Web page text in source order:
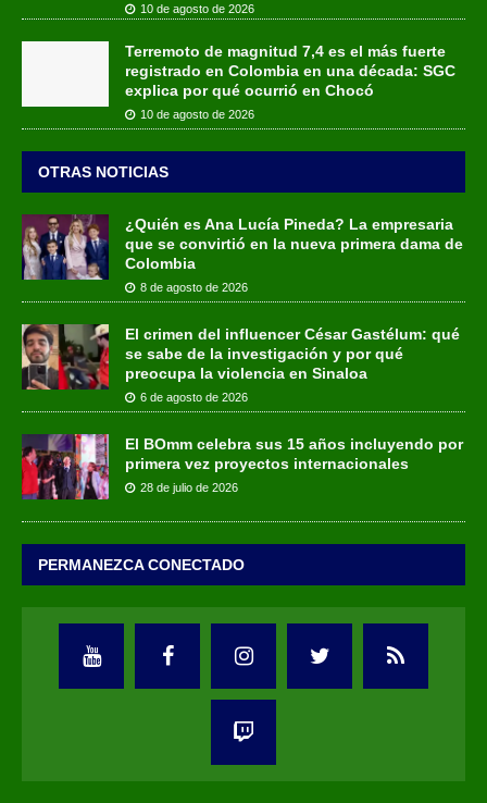
10 de agosto de 2026
Terremoto de magnitud 7,4 es el más fuerte
registrado en Colombia en una década: SGC
explica por qué ocurrió en Chocó
10 de agosto de 2026
OTRAS NOTICIAS
¿Quién es Ana Lucía Pineda? La empresaria
que se convirtió en la nueva primera dama de
Colombia
8 de agosto de 2026
El crimen del influencer César Gastélum: qué
se sabe de la investigación y por qué
preocupa la violencia en Sinaloa
6 de agosto de 2026
El BOmm celebra sus 15 años incluyendo por
primera vez proyectos internacionales
28 de julio de 2026
PERMANEZCA CONECTADO